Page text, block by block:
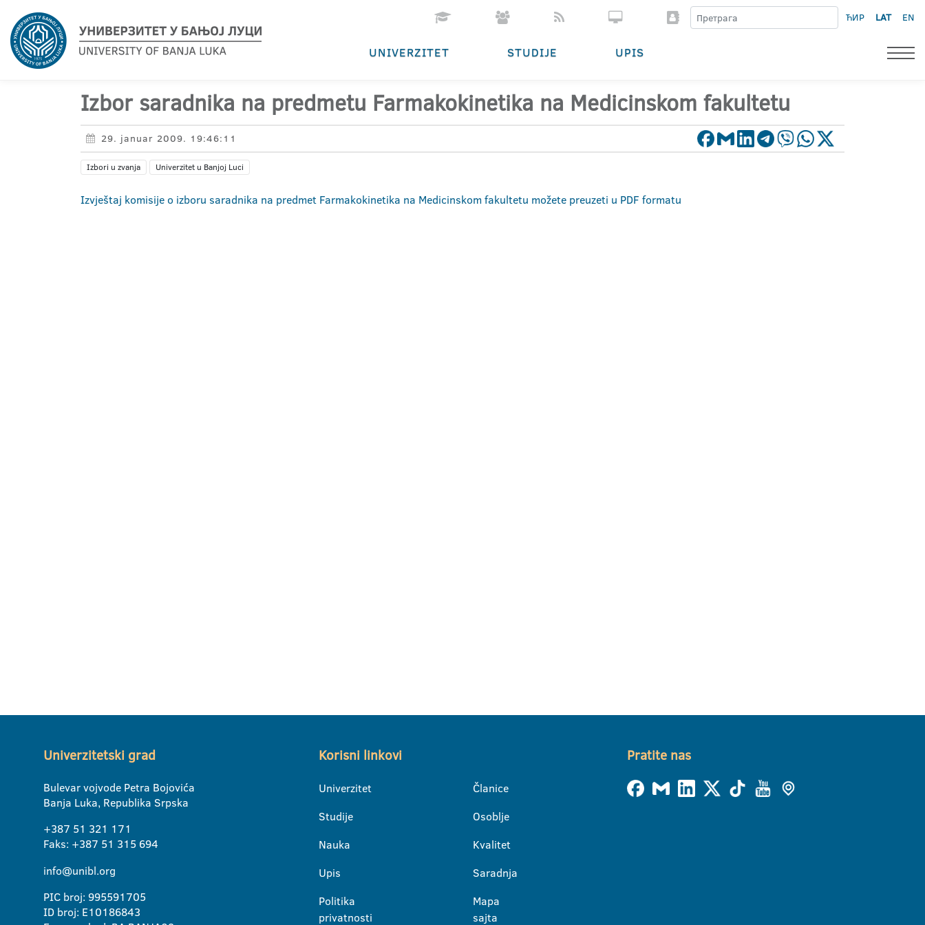
ЋИР LAT EN
UNIVERZITET STUDIJE UPIS
Izbor saradnika na predmetu Farmakokinetika na Medicinskom fakultetu
29. januar 2009. 19:46:11
Izbori u zvanja Univerzitet u Banjoj Luci
Izvještaj komisije o izboru saradnika na predmet Farmakokinetika na Medicinskom fakultetu možete preuzeti u PDF formatu
Univerzitetski grad
Bulevar vojvode Petra Bojovića
Banja Luka, Republika Srpska
+387 51 321 171
Faks: +387 51 315 694
info@unibl.org
PIC broj: 995591705
ID broj: E10186843
Korisni linkovi
Univerzitet
Studije
Nauka
Upis
Politika
privatnosti
Članice
Osoblje
Kvalitet
Saradnja
Mapa
sajta
Pratite nas